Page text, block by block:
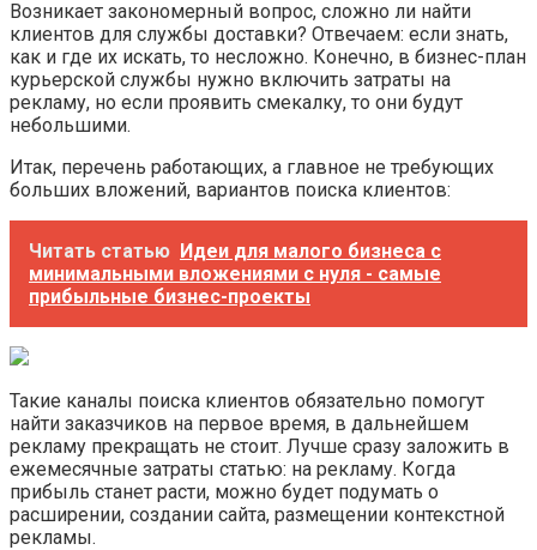
Возникает закономерный вопрос, сложно ли найти
клиентов для службы доставки? Отвечаем: если знать,
как и где их искать, то несложно. Конечно, в бизнес-план
курьерской службы нужно включить затраты на
рекламу, но если проявить смекалку, то они будут
небольшими.
Итак, перечень работающих, а главное не требующих
больших вложений, вариантов поиска клиентов:
Читать статью Идеи для малого бизнеса с
минимальными вложениями с нуля - самые
прибыльные бизнес-проекты
Такие каналы поиска клиентов обязательно помогут
найти заказчиков на первое время, в дальнейшем
рекламу прекращать не стоит. Лучше сразу заложить в
ежемесячные затраты статью: на рекламу. Когда
прибыль станет расти, можно будет подумать о
расширении, создании сайта, размещении контекстной
рекламы.